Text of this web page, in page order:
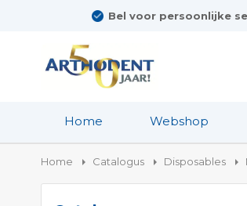
Bel voor persoonlijke
Home Webshop
Home Catalogus Disposables